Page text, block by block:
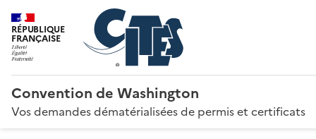
RÉPUBLIQUE
FRANÇAISE
Convention de Washington
Vos demandes dématérialisées de permis et certificats